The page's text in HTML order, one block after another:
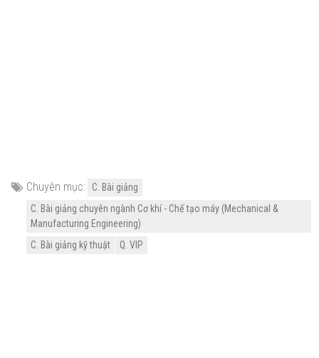
Chuyên mục:
C. Bài giảng
C. Bài giảng chuyên ngành Cơ khí - Chế tạo máy (Mechanical &
Manufacturing Engineering)
C. Bài giảng kỹ thuật
Q. VIP